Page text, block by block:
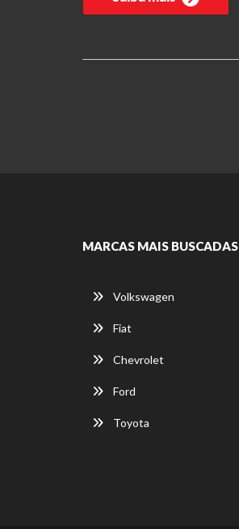
MARCAS MAIS BUSCADAS
Volkswagen
Fiat
Chevrolet
Ford
Toyota